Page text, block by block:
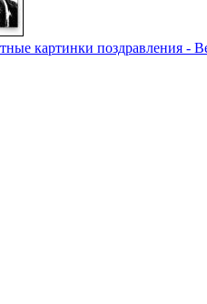
картинки поздравления -